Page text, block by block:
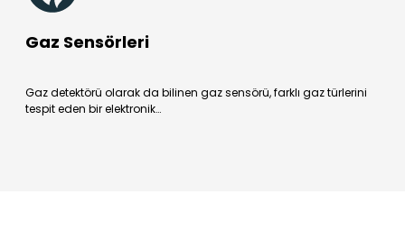
Gaz Sensörleri
Gaz detektörü olarak da bilinen gaz sensörü, farklı gaz türlerini
tespit eden bir elektronik…